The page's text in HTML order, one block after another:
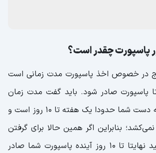
پاسپورت چقدر است؟
در خصوص اخذ پاسپورت مدت زمانی است
پاسپورت صادر شود. باید گفت مدت زمان
رسیدن پاسپورت به دست شما حدودا یک هفته تا 10 روز است و
بنابراین اگر همین حالا برای گرفتن
پاسپورت اقدام کنید نهایتا تا 10 روز آینده پاسپورت شما صادر